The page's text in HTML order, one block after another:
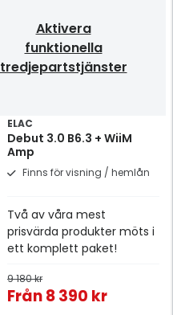
Aktivera
funktionella
tredjepartstjänster
ELAC
Debut 3.0 B6.3 + WiiM
Amp
Finns för visning / hemlån
Två av våra mest
prisvärda produkter möts i
ett komplett paket!
9 180 kr
Från8 390 kr